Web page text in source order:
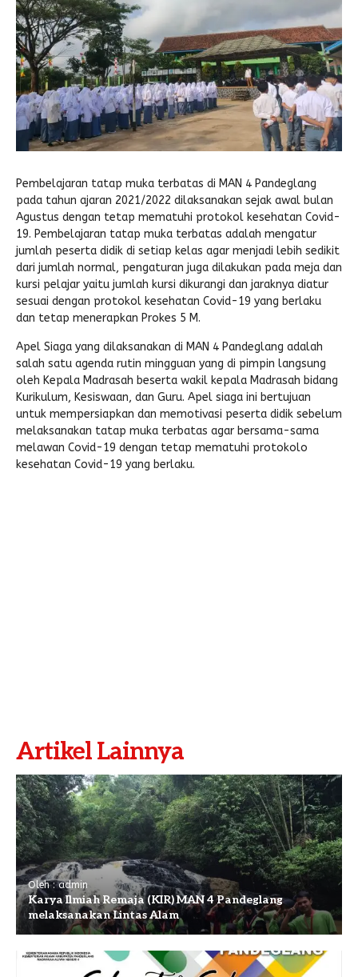
File SK Operasional
Sertifikat Akreditasi
JADWAL PAS DAN AS
Paskibra
KIR
Sispala
PMR
Paksi
REGULASI
STRUKTUR
JADWAL HARIAN
JADWAL MINGGUAN
Kegiatan
Form Santri Asrama
SPP PPDB Jalur Prestasi Terpadu
SPP PPDB Jalur Reguler
SPP Surat Keterangan Kelakuan Baik Siswa
SPP Surat Keterangan Kerusakan Ijazah
SPP Surat Keterangan Rekomendasi Siswa
SPP-KESALAHAN IJAZAH
SPP-PPL
MEDIA SOSIAL
Instagram
FB Madrasah
IG Madrasah
Yotube Madrasah
E-MANTAP
e-CBT
E-Learning Madrasah
E-CBT Playstore
e-Kompak
E-Point
E-PERPUS
Anggota
Login Anggota
Buku Tamu
Pendaftaran Anggota
Peminjaman Mandiri
Pengembalian Mandiri
Katalog Buku
Buku Digital
Lokasi Baca
Statistik Pengunjung
LINK LITERATUR
Kitab Asli
Pustaka Lajnah
Pustaka Islam
Rencana dan Evaluasi
Foto Dokumentasi
Perkin 2023
SK TIM Kerja ZI
Undangan
Rapat KI Z1
Foto Kegiatan
Deklarasi ZI
Rapat K2 ZI
SURAT PROGRES PMPZI
Pengaduan Masyarakat
Pembelajaran tatap muka terbatas di MAN 4 Pandeglang
pada tahun ajaran 2021/2022 dilaksanakan sejak awal bulan
Agustus dengan tetap mematuhi protokol kesehatan Covid-
19. Pembelajaran tatap muka terbatas adalah mengatur
jumlah peserta didik di setiap kelas agar menjadi lebih sedikit
dari jumlah normal, pengaturan juga dilakukan pada meja dan
kursi pelajar yaitu jumlah kursi dikurangi dan jaraknya diatur
sesuai dengan protokol kesehatan Covid-19 yang berlaku
dan tetap menerapkan Prokes 5 M.
Apel Siaga yang dilaksanakan di MAN 4 Pandeglang adalah
salah satu agenda rutin mingguan yang di pimpin langsung
oleh Kepala Madrasah beserta wakil kepala Madrasah bidang
Kurikulum, Kesiswaan, dan Guru. Apel siaga ini bertujuan
untuk mempersiapkan dan memotivasi peserta didik sebelum
melaksanakan tatap muka terbatas agar bersama-sama
melawan Covid-19 dengan tetap mematuhi protokolo
kesehatan Covid-19 yang berlaku.
Artikel Lainnya
Oleh : admin
Karya Ilmiah Remaja (KIR) MAN 4 Pandeglang
melaksanakan Lintas Alam